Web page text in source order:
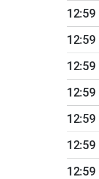
12:59
12:59
12:59
12:59
12:59
12:59
12:59